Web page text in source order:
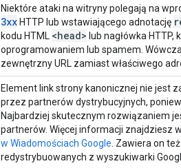
Niektóre ataki na witryny polegają na
3xx HTTP lub wstawiającego adnotację
kodu HTML <head> lub nagłówka
oprogramowaniem lub spamem.
zewnętrzny URL zamiast właściwego
Element link strony kanonicznej nie jest
przez partnerów dystrybucyjnych,
Najbardziej skutecznym rozwiązaniem
partnerów. Więcej informacji znajdziesz
w Wiadomościach Google . Zawiera on
redystrybuowanych z wyszukiwarki